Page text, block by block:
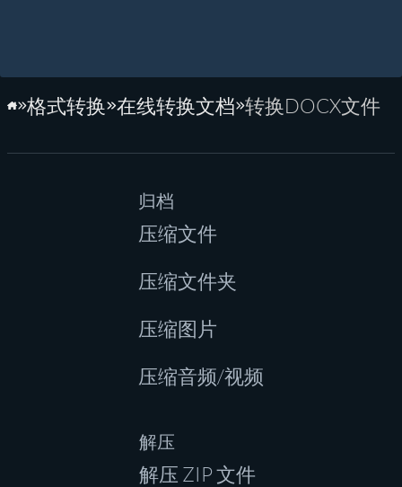
主页
格式转换 在线转换文档 转换DOCX文件
归档
压缩文件
压缩文件夹
压缩图片
压缩音频/视频
解压
解压 ZIP 文件